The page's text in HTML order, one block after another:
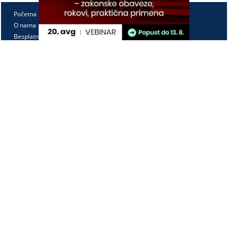
Početna
O nama
Besplatno